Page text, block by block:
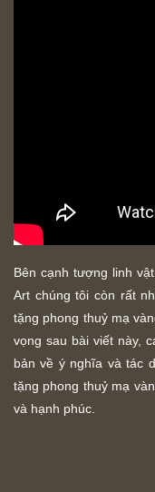
Bên cạnh tượng linh
Art chúng tôi còn rất
tặng phong thuỷ mạ
vọng sau bài viết này,
bản về ý nghĩa và tác
tặng phong thuỷ mạ
và hạnh phúc.